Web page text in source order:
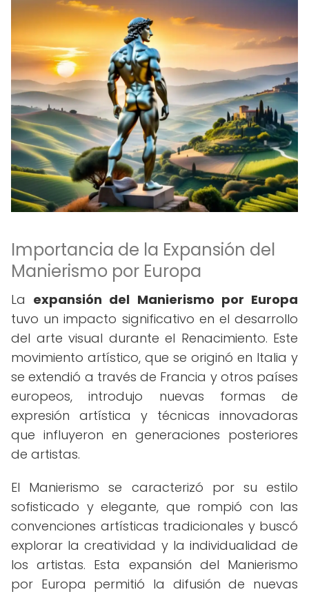
Importancia de la Expansión del
Manierismo por Europa
La expansión del Manierismo por Europa
tuvo un impacto significativo en el desarrollo
del arte visual durante el Renacimiento. Este
movimiento artístico, que se originó en Italia y
se extendió a través de Francia y otros países
europeos, introdujo nuevas formas de
expresión artística y técnicas innovadoras
que influyeron en generaciones posteriores
de artistas.
El Manierismo se caracterizó por su estilo
sofisticado y elegante, que rompió con las
convenciones artísticas tradicionales y buscó
explorar la creatividad y la individualidad de
los artistas. Esta expansión del Manierismo
por Europa permitió la difusión de nuevas